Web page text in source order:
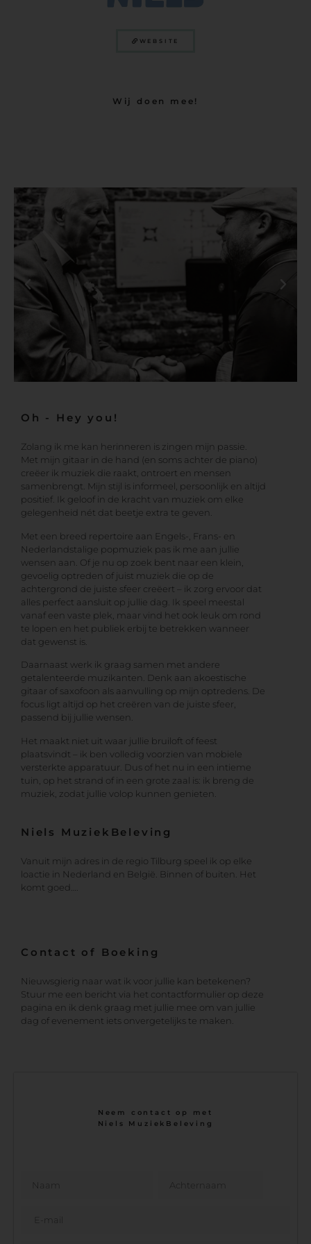
WEBSITE
Wij doen mee!
Oh - Hey you!
Zolang ik me kan herinneren is zingen mijn passie.
Met mijn gitaar in de hand (en soms achter de piano)
creëer ik muziek die raakt, ontroert en mensen
samenbrengt. Mijn stijl is informeel, persoonlijk en altijd
positief. Ik geloof in de kracht van muziek om elke
gelegenheid nét dat beetje extra te geven.
Met een breed repertoire aan Engels-, Frans- en
Nederlandstalige popmuziek pas ik me aan jullie
wensen aan. Of je nu op zoek bent naar een klein,
gevoelig optreden of juist muziek die op de
achtergrond de juiste sfeer creëert – ik zorg ervoor dat
alles perfect aansluit op jullie dag. Ik speel meestal
vanaf een vaste plek, maar vind het ook leuk om rond
te lopen en het publiek erbij te betrekken wanneer
dat gewenst is.
Daarnaast werk ik graag samen met andere
getalenteerde muzikanten. Denk aan akoestische
gitaar of saxofoon als aanvulling op mijn optredens. De
focus ligt altijd op het creëren van de juiste sfeer,
passend bij jullie wensen.
Het maakt niet uit waar jullie bruiloft of feest
plaatsvindt – ik ben volledig voorzien van mobiele
versterkte apparatuur. Dus of het nu in een intieme
tuin, op het strand of in een grote zaal is: ik breng de
muziek, zodat jullie volop kunnen genieten.
Niels MuziekBeleving
Vanuit mijn adres in de regio Tilburg speel ik op elke
loactie in Nederland en België. Binnen of buiten. Het
komt goed….
Contact of Boeking
Nieuwsgierig naar wat ik voor jullie kan betekenen?
Stuur me een bericht via het contactformulier op deze
pagina en ik denk graag met jullie mee om van jullie
dag of evenement iets onvergetelijks te maken.
Neem contact op met
Niels MuziekBeleving